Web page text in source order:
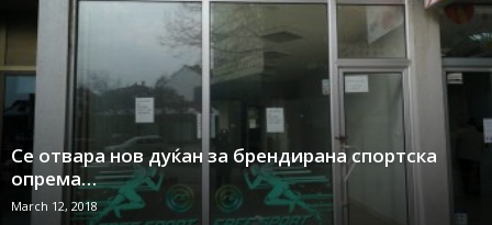
Се отвара нов дуќан за брендирана спортска
опрема…
March 12, 2018